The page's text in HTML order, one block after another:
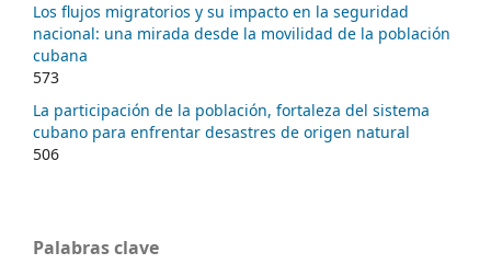
Los flujos migratorios y su impacto en la seguridad
nacional: una mirada desde la movilidad de la población
cubana
573
La participación de la población, fortaleza del sistema
cubano para enfrentar desastres de origen natural
506
Palabras clave